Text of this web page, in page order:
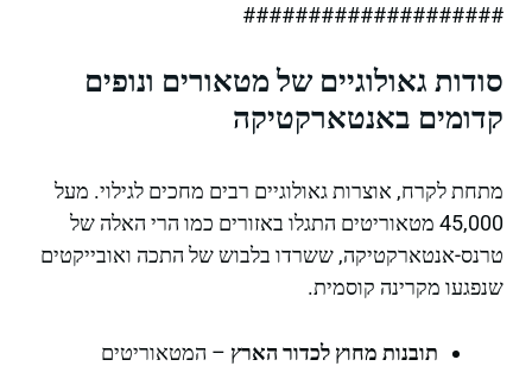
####################
סודות גאולוגיים של מטאורים ונופים
קדומים באנטארקטיקה
מתחת לקרח, אוצרות גאולוגיים רבים מחכים לגילוי. מעל
45,000 מטאוריטים התגלו באזורים כמו הרי האלה של
טרנס-אנטארקטיקה, ששרדו בלבוש של התכה ואובייקטים
שנפגעו מקרינה קוסמית.
תובנות מחוץ לכדור הארץ – המטאוריטים